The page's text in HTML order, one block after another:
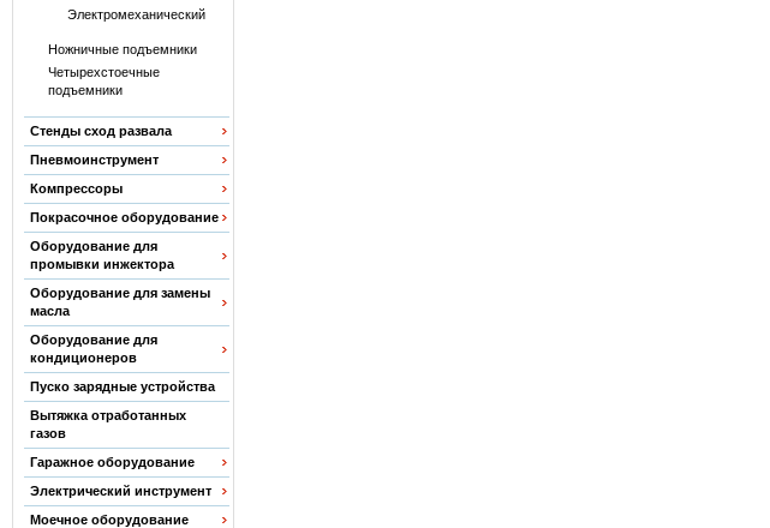
Электромеханический
Ножничные подъемники
Четырехстоечные
подъемники
Стенды сход развала
Пневмоинструмент
Компрессоры
Покрасочное оборудование
Оборудование для
промывки инжектора
Оборудование для замены
масла
Оборудование для
кондиционеров
Пуско зарядные устройства
Вытяжка отработанных
газов
Гаражное оборудование
Электрический инструмент
Моечное оборудование